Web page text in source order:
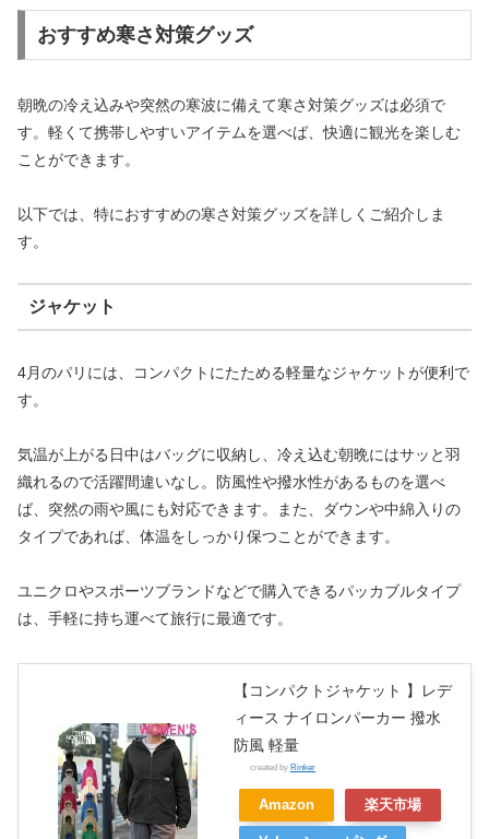
おすすめ寒さ対策グッズ
朝晩の冷え込みや突然の寒波に備えて寒さ対策グッズは必須で
す。軽くて携帯しやすいアイテムを選べば、快適に観光を楽しむ
ことができます。
以下では、特におすすめの寒さ対策グッズを詳しくご紹介しま
す。
ジャケット
4月のパリには、コンパクトにたためる軽量なジャケットが便利で
す。
気温が上がる日中はバッグに収納し、冷え込む朝晩にはサッと羽
織れるので活躍間違いなし。防風性や撥水性があるものを選べ
ば、突然の雨や風にも対応できます。また、ダウンや中綿入りの
タイプであれば、体温をしっかり保つことができます。
ユニクロやスポーツブランドなどで購入できるパッカブルタイプ
は、手軽に持ち運べて旅行に最適です。
【コンパクトジャケット 】レデ
ィース ナイロンパーカー 撥水
防風 軽量
created by Rinker
Amazon 楽天市場